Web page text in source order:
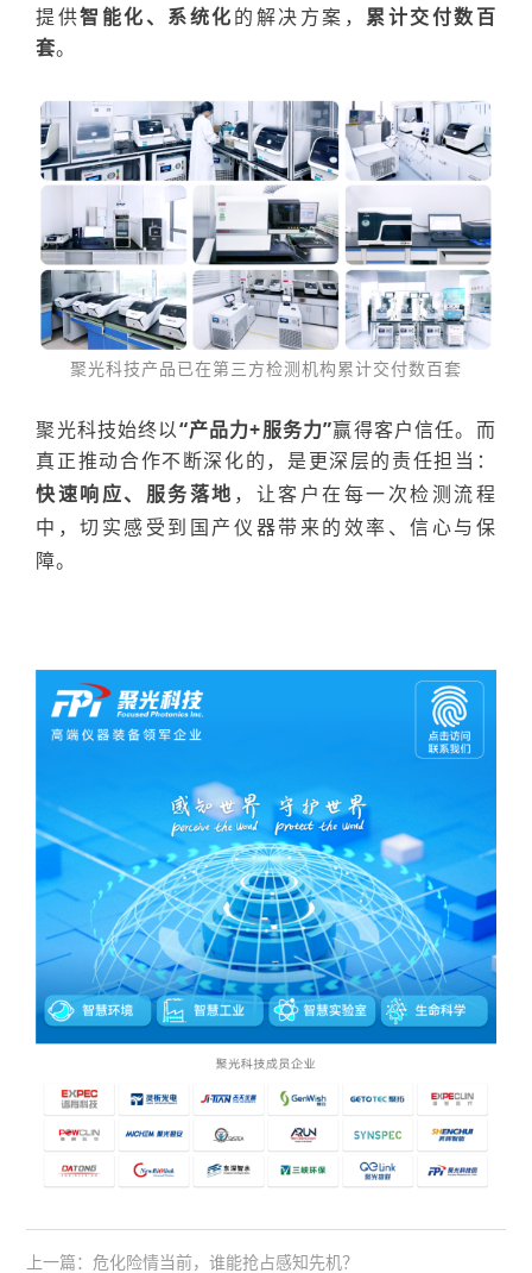
提供智能化、系统化的解决方案， 累计交付数百
套。
聚光科技产品已在第三方检测机构累计交付数百套
聚光科技始终以“产品力+服务力”赢得客户信任。而
真正推动合作不断深化的，是更深层的责任担当：
快速响应、服务落地 ， 让客户在每一次检测流程
中，切实感受到国产仪器带来的 效率、信心与保
障。
上一篇：危化险情当前，谁能抢占感知先机？